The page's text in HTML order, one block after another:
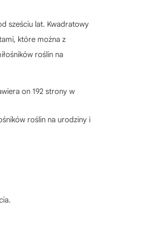
sześciu lat. Kwadratowy
które można z
roślin na
on 192 strony w
roślin na urodziny i